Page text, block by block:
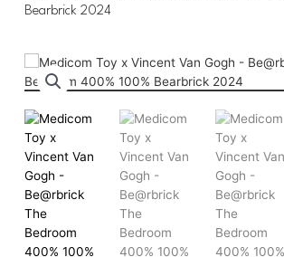
Bearbrick 2024